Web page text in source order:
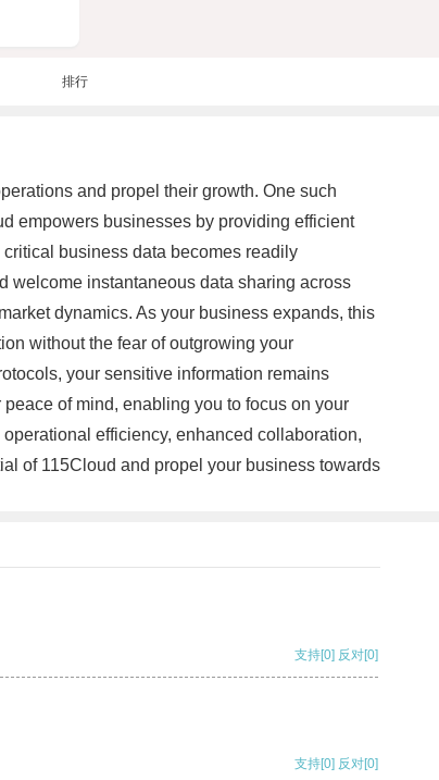
排行
and propel their growth. One such
empowers businesses by providing efficient
business data becomes readily
welcome instantaneous data sharing across
dynamics. As your business expands, this
without the fear of outgrowing your
your sensitive information remains
of mind, enabling you to focus on your
efficiency, enhanced collaboration,
of 115Cloud and propel your business towards
支持[0] 反对[0]
支持[0] 反对[0]